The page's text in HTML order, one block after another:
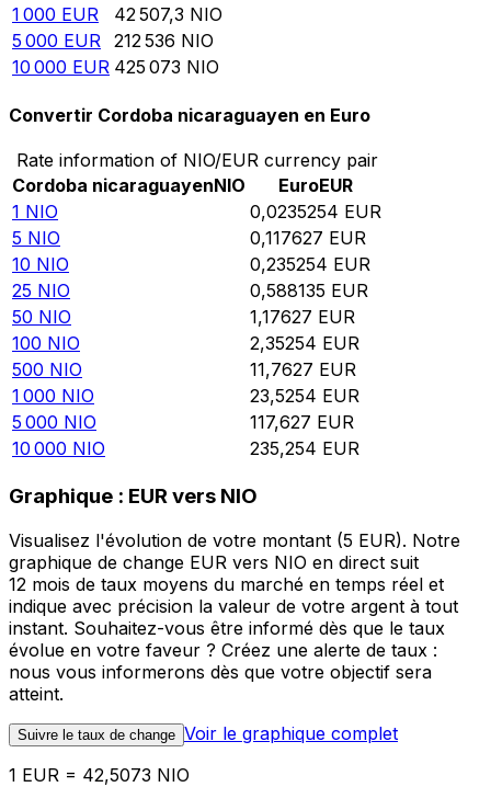
1 000 EUR 42 507,3 NIO
5 000 EUR 212 536 NIO
10 000 EUR 425 073 NIO
Convertir Cordoba nicaraguayen en Euro
Rate information of NIO/EUR currency pair
Cordoba nicaraguayenNIO EuroEUR
1 NIO 0,0235254 EUR
5 NIO 0,117627 EUR
10 NIO 0,235254 EUR
25 NIO 0,588135 EUR
50 NIO 1,17627 EUR
100 NIO 2,35254 EUR
500 NIO 11,7627 EUR
1 000 NIO 23,5254 EUR
5 000 NIO 117,627 EUR
10 000 NIO 235,254 EUR
Graphique : EUR vers NIO
Visualisez l'évolution de votre montant (5 EUR). Notre
graphique de change EUR vers NIO en direct suit
12 mois de taux moyens du marché en temps réel et
indique avec précision la valeur de votre argent à tout
instant. Souhaitez-vous être informé dès que le taux
évolue en votre faveur ? Créez une alerte de taux :
nous vous informerons dès que votre objectif sera
atteint.
Suivre le taux de change Voir le graphique complet
1 EUR = 42,5073 NIO